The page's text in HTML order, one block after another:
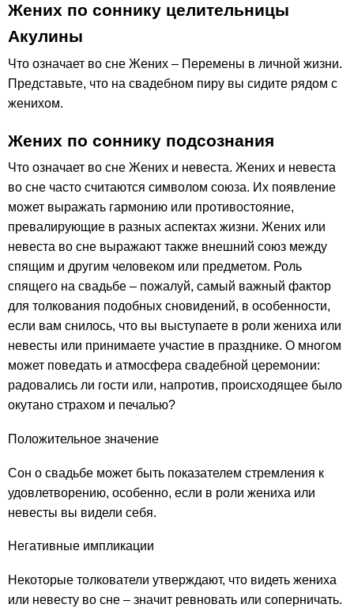
Жених по соннику целительницы
Акулины
Что означает во сне Жених – Перемены в личной жизни.
Представьте, что на свадебном пиру вы сидите рядом с
женихом.
Жених по соннику подсознания
Что означает во сне Жених и невеста. Жених и невеста
во сне часто считаются символом союза. Их появление
может выражать гармонию или противостояние,
превалирующие в разных аспектах жизни. Жених или
невеста во сне выражают также внешний союз между
спящим и другим человеком или предметом. Роль
спящего на свадьбе – пожалуй, самый важный фактор
для толкования подобных сновидений, в особенности,
если вам снилось, что вы выступаете в роли жениха или
невесты или принимаете участие в празднике. О многом
может поведать и атмосфера свадебной церемонии:
радовались ли гости или, напротив, происходящее было
окутано страхом и печалью?
Положительное значение
Сон о свадьбе может быть показателем стремления к
удовлетворению, особенно, если в роли жениха или
невесты вы видели себя.
Негативные импликации
Некоторые толкователи утверждают, что видеть жениха
или невесту во сне – значит ревновать или соперничать.